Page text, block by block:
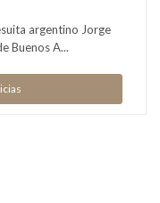
argentino Jorge
Buenos A...